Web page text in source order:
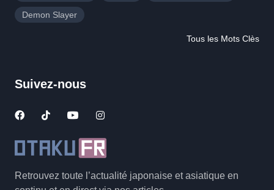
Retrouvez toute l’actualité japonaise et asiatique en
Demon Slayer
Tous les Mots Clès
Suivez-nous